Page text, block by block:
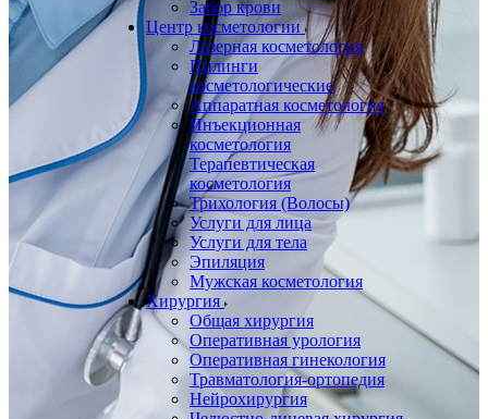
Забор крови
Центр косметологии
Лазерная косметология
Пилинги
косметологические
Аппаратная косметология
Инъекционная
косметология
Терапевтическая
косметология
Трихология (Волосы)
Услуги для лица
Услуги для тела
Эпиляция
Мужская косметология
Хирургия
Общая хирургия
Оперативная урология
Оперативная гинекология
Травматология-ортопедия
Нейрохирургия